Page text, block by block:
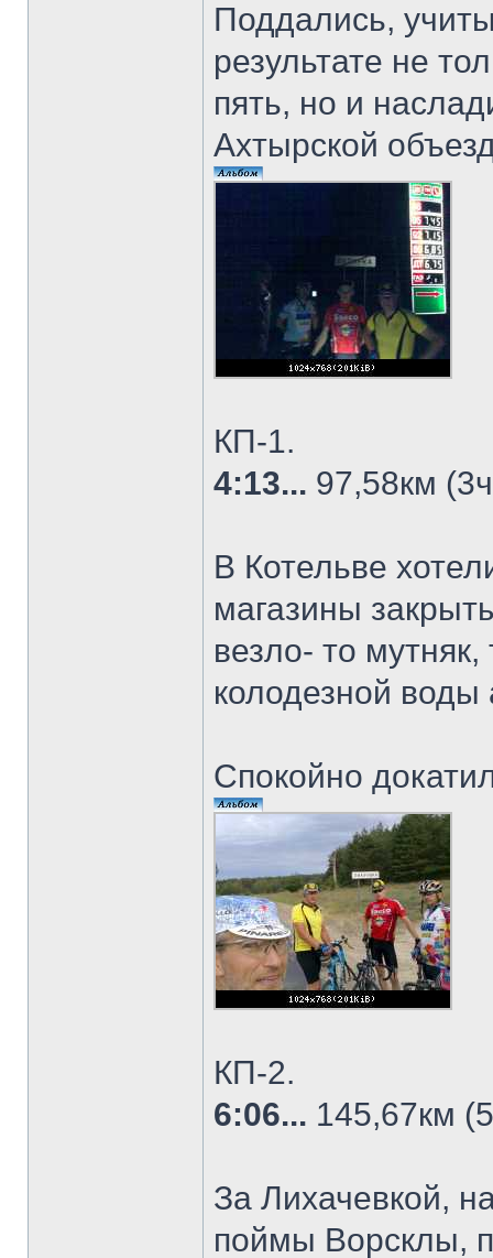
Поддались,
результате не
пять, но и
Ахтырской
КП-1.
4:13... 97,58км
В Котельве
магазины
везло- то
колодезной
Спокойно
КП-2.
6:06... 145,67км
За Лихачевкой,
поймы Ворсклы,